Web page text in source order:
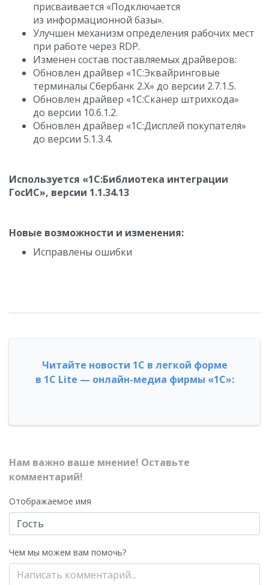
присваивается «Подключается
из информационной базы».
Улучшен механизм определения рабочих мест
при работе через RDP.
Изменен состав поставляемых драйверов:
Обновлен драйвер «1С:Эквайринговые
терминалы Сбербанк 2.Х» до версии 2.7.1.5.
Обновлен драйвер «1С:Сканер штрихкода»
до версии 10.6.1.2.
Обновлен драйвер «1C:Дисплей покупателя»
до версии 5.1.3.4.
Используется «1С:Библиотека интеграции
ГосИС», версии 1.1.34.13
Новые возможности и изменения:
Исправлены ошибки
Читайте новости 1С в легкой форме
в 1С Lite — онлайн-медиа фирмы «1С»:
Нам важно ваше мнение! Оставьте
комментарий!
Отображаемое имя
Чем мы можем вам помочь?